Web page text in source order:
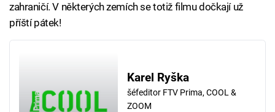
zahraničí. V některých zemích se totiž filmu dočkají už
příští pátek!
Karel Ryška
šéfeditor FTV Prima, COOL &
ZOOM